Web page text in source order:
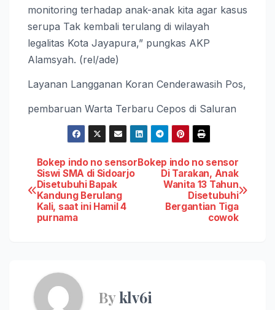
monitoring terhadap anak-anak kita agar kasus
serupa Tak kembali terulang di wilayah
legalitas Kota Jayapura,” pungkas AKP
Alamsyah. (rel/ade)
Layanan Langganan Koran Cenderawasih Pos,
pembaruan Warta Terbaru Cepos di Saluran
Post
navigation
Bokep indo no sensor
Di Tarakan, Anak
Wanita 13 Tahun
Disetubuhi
Bergantian Tiga
cowok
Bokep indo no sensor
Siswi SMA di Sidoarjo
Disetubuhi Bapak
Kandung Berulang
Kali, saat ini Hamil 4
purnama
Byklv6i